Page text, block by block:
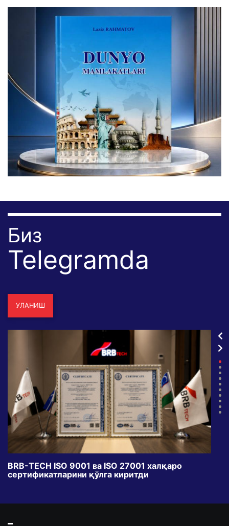
Биз
Telegramda
УЛАНИШ
BRB-TECH ISO 9001 ва ISO 27001 халқаро
сертификатларини қўлга киритди